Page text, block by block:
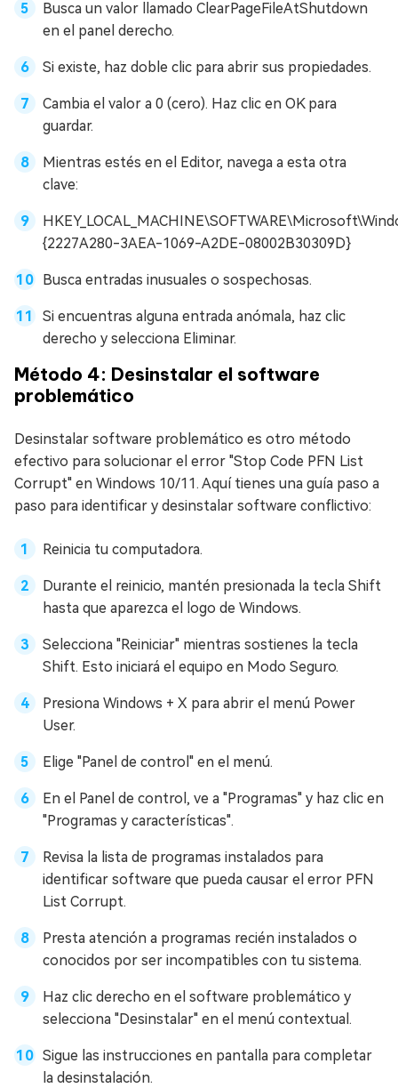
Busca un valor llamado ClearPageFileAtShutdown
en el panel derecho.
Si existe, haz doble clic para abrir sus propiedades.
Cambia el valor a 0 (cero). Haz clic en OK para
guardar.
Mientras estés en el Editor, navega a esta otra
clave:
{2227A280-3AEA-1069-A2DE-08002B30309D}
Busca entradas inusuales o sospechosas.
Si encuentras alguna entrada anómala, haz clic
derecho y selecciona Eliminar.
Método 4: Desinstalar el software
problemático
Desinstalar software problemático es otro método
efectivo para solucionar el error "Stop Code PFN List
Corrupt" en Windows 10/11. Aquí tienes una guía paso a
paso para identificar y desinstalar software conflictivo:
Reinicia tu computadora.
Durante el reinicio, mantén presionada la tecla Shift
hasta que aparezca el logo de Windows.
Selecciona "Reiniciar" mientras sostienes la tecla
Shift. Esto iniciará el equipo en Modo Seguro.
Presiona Windows + X para abrir el menú Power
User.
Elige "Panel de control" en el menú.
En el Panel de control, ve a "Programas" y haz clic en
"Programas y características".
Revisa la lista de programas instalados para
identificar software que pueda causar el error PFN
List Corrupt.
Presta atención a programas recién instalados o
conocidos por ser incompatibles con tu sistema.
Haz clic derecho en el software problemático y
selecciona "Desinstalar" en el menú contextual.
Sigue las instrucciones en pantalla para completar
la desinstalación.